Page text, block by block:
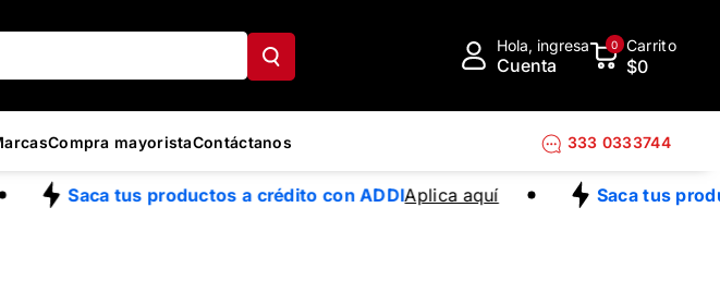
Hola, ingresa
Cuenta
0 Carrito
$0
Compra mayoristaContáctanos 333 0333744
Saca tus productos a crédito con ADDIAplica aquí Saca tus